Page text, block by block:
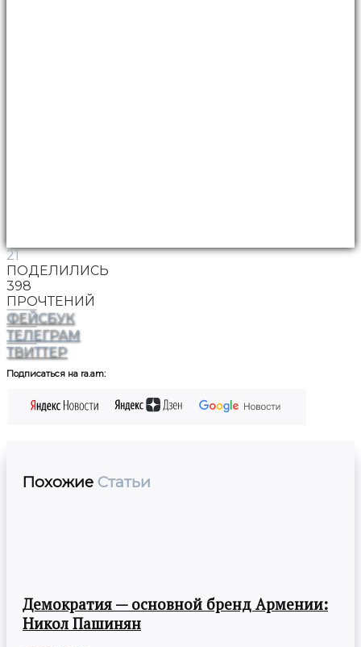
21
ПОДЕЛИЛИСЬ
398
ПРОЧТЕНИЙ
ФЕЙСБУК
ТЕЛЕГРАМ
ТВИТТЕР
Подписаться на ra.am:
Похожие Статьи
Демократия — основной бренд Армении:
Никол Пашинян